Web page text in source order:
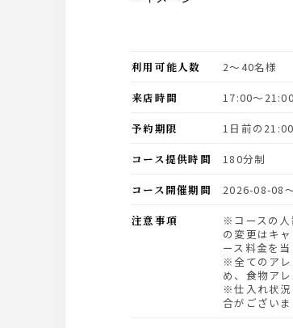
利用可能人数
2〜40名様
来店時間
17:00〜21:00
予約期限
1日前の
コース提供時間
180分制
コース開催期間
2026-08-08
注意事項
※コースの人数変更は前日迄にご連絡下さい。当日
の変更はキ
ース料金を
※全てのアレ
め、食物ア
※仕入れ状況
合がございま